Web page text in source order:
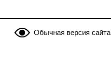
Обычная версия сайта